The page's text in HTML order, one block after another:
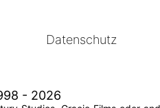
Datenschutz
- 2026